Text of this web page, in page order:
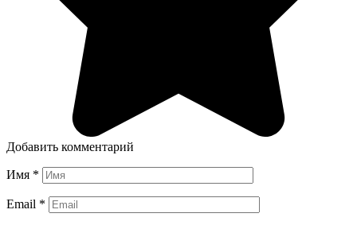
Добавить комментарий
Имя *
Email *